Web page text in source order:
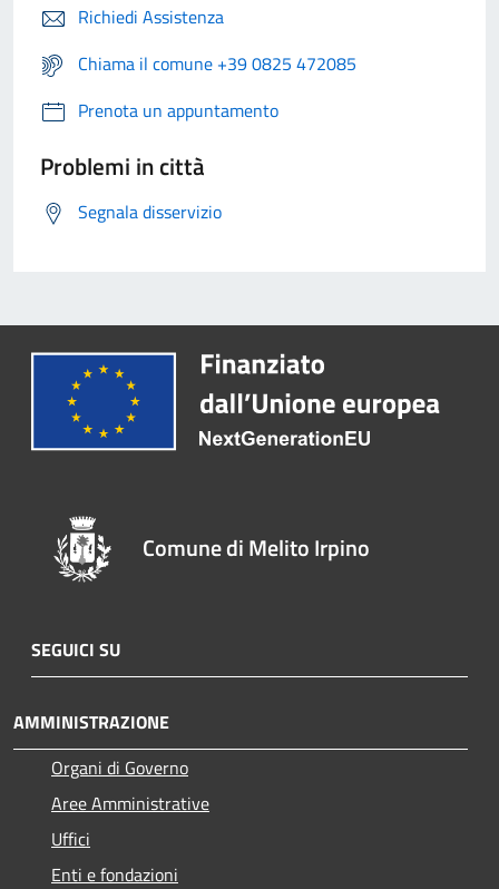
Richiedi Assistenza
Chiama il comune +39 0825 472085
Prenota un appuntamento
Problemi in città
Segnala disservizio
Comune di Melito Irpino
SEGUICI SU
AMMINISTRAZIONE
Organi di Governo
Aree Amministrative
Uffici
Enti e fondazioni